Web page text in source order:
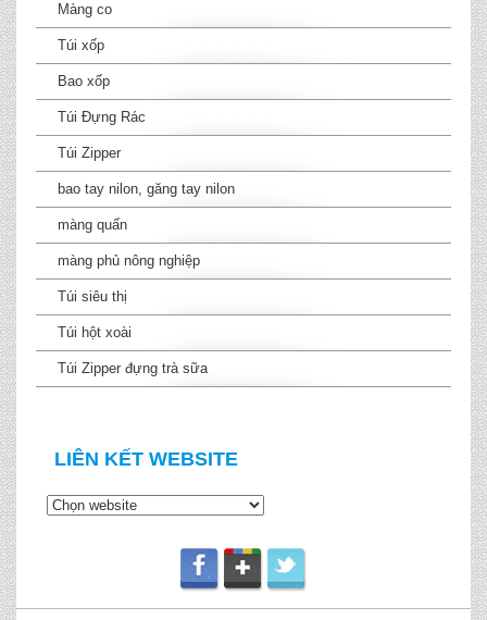
Màng co
Túi xốp
Bao xốp
Túi Đựng Rác
Túi Zipper
bao tay nilon, găng tay nilon
màng quấn
màng phủ nông nghiệp
Túi siêu thị
Túi hột xoài
Túi Zipper đựng trà sữa
LIÊN KẾT WEBSITE